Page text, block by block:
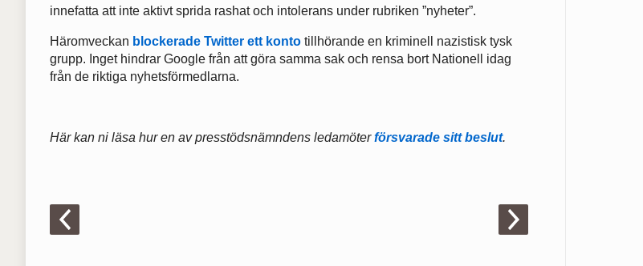
innefatta att inte aktivt sprida rashat och intolerans under rubriken ”nyheter”.
Häromveckan blockerade Twitter ett konto tillhörande en kriminell nazistisk tysk
grupp. Inget hindrar Google från att göra samma sak och rensa bort Nationell idag
från de riktiga nyhetsförmedlarna.
Här kan ni läsa hur en av presstödsnämndens ledamöterförsvarade sitt beslut.